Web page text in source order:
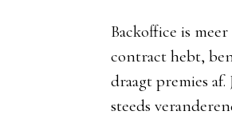
Backoffice is
contract hebt,
draagt premies
steeds